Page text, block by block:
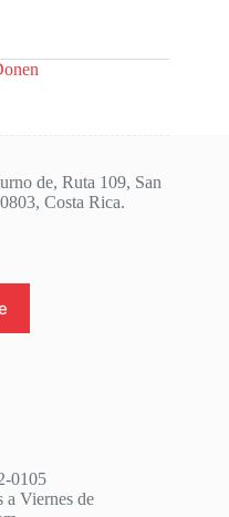
de, Ruta 109, San
Costa Rica.
0105
a Viernes de